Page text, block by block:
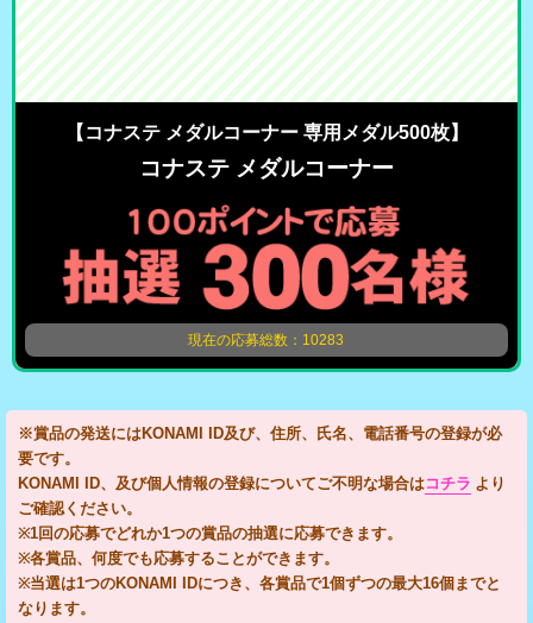
【コナステ メダルコーナー 専用メダル500枚】
コナステ メダルコーナー
現在の応募総数：10283
※賞品の発送にはKONAMI ID及び、住所、氏名、電話番号の登録が必
要です。
KONAMI ID、及び個人情報の登録についてご不明な場合はコチラ より
ご確認ください。
※1回の応募でどれか1つの賞品の抽選に応募できます。
※各賞品、何度でも応募することができます。
※当選は1つのKONAMI IDにつき、各賞品で1個ずつの最大16個までと
なります。